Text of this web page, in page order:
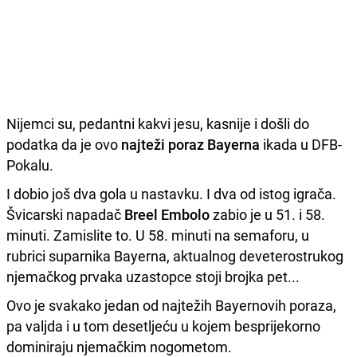
Nijemci su, pedantni kakvi jesu, kasnije i došli do
podatka da je ovo najteži poraz Bayerna ikada u DFB-
Pokalu.
I dobio još dva gola u nastavku. I dva od istog igrača.
Švicarski napadač Breel Embolozabio je u 51. i 58.
minuti. Zamislite to. U 58. minuti na semaforu, u
rubrici suparnika Bayerna, aktualnog deveterostrukog
njemačkog prvaka uzastopce stoji brojka pet...
Ovo je svakako jedan od najtežih Bayernovih poraza,
pa valjda i u tom desetljeću u kojem besprijekorno
dominiraju njemačkim nogometom.